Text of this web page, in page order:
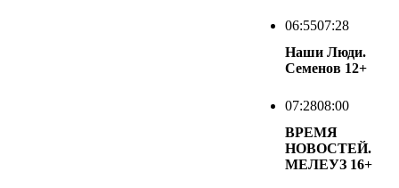
06:5507:28
Наши Люди.
Семенов 12+
07:2808:00
ВРЕМЯ
НОВОСТЕЙ.
МЕЛЕУЗ 16+